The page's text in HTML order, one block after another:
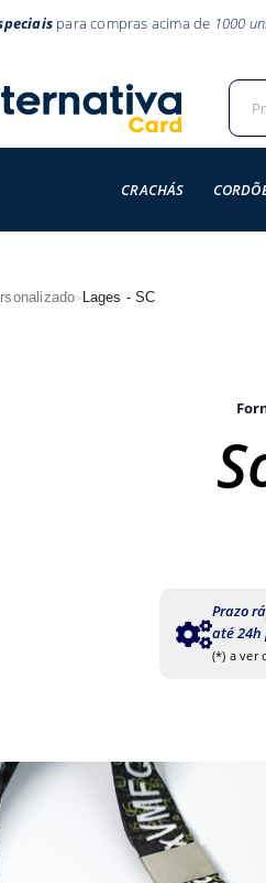
para compras acima de 1000
CRACHÁS
> Lages - SC
Prazo
até 24h
(*) a ver